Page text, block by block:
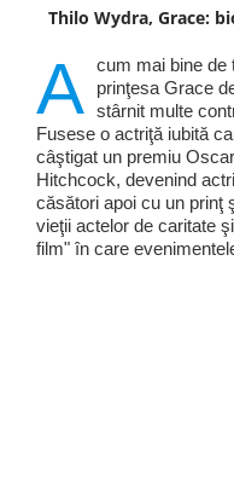
Thilo Wydra, Grace:
A cum mai bine de
prinţesa Grace
stârnit multe
Fusese o actriţă iubită
câştigat un premiu
Hitchcock, devenind
căsători apoi cu un prinţ
vieţii actelor de caritate
film" în care